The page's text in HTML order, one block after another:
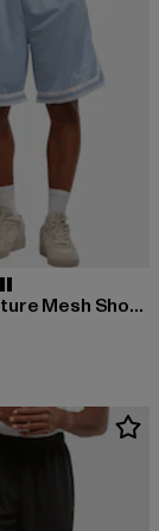
Small Signature Mesh Shorts
31,84 EUR